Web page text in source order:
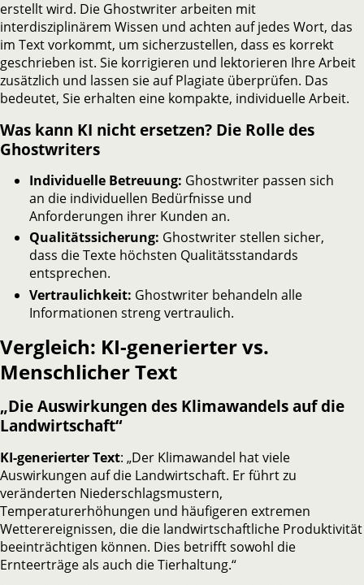
erstellt wird. Die Ghostwriter arbeiten mit
interdisziplinärem Wissen und achten auf jedes Wort, das
im Text vorkommt, um sicherzustellen, dass es korrekt
geschrieben ist. Sie korrigieren und lektorieren Ihre Arbeit
zusätzlich und lassen sie auf Plagiate überprüfen. Das
bedeutet, Sie erhalten eine kompakte, individuelle Arbeit.
Was kann KI nicht ersetzen? Die Rolle des
Ghostwriters
Individuelle Betreuung: Ghostwriter passen sich
an die individuellen Bedürfnisse und
Anforderungen ihrer Kunden an.
Qualitätssicherung: Ghostwriter stellen sicher,
dass die Texte höchsten Qualitätsstandards
entsprechen.
Vertraulichkeit: Ghostwriter behandeln alle
Informationen streng vertraulich.
Vergleich: KI-generierter vs.
Menschlicher Text
„Die Auswirkungen des Klimawandels auf die
Landwirtschaft“
KI-generierter Text: „Der Klimawandel hat viele
Auswirkungen auf die Landwirtschaft. Er führt zu
veränderten Niederschlagsmustern,
Temperaturerhöhungen und häufigeren extremen
Wetterereignissen, die die landwirtschaftliche Produktivität
beeinträchtigen können. Dies betrifft sowohl die
Ernteerträge als auch die Tierhaltung.“